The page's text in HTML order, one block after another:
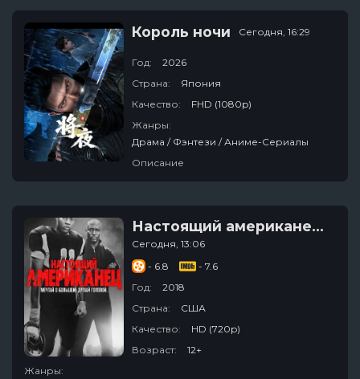
Король ночи Сегодня, 16:29
Год:
2026
Страна:
Япония
Качество:
FHD (1080p)
Жанры:
Драма / Фэнтези / Аниме-Сериалы
Описание
Настоящий американец / Всеамериканский
Сегодня, 13:06
- 6.8
- 7.6
Год:
2018
Страна:
США
Качество:
HD (720p)
Возраст:
12+
Жанры: